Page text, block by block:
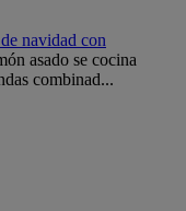
navidad con
asado se cocina
combinad...